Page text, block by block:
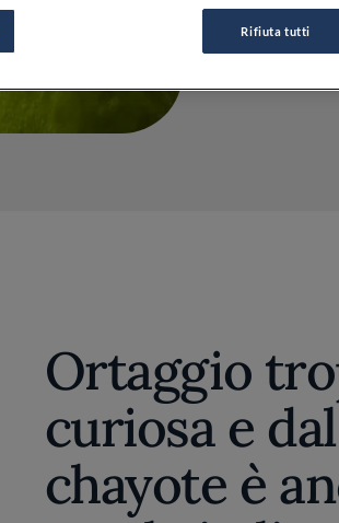
Ortaggio
curiosa e
chayote è
Rifiuta tutti